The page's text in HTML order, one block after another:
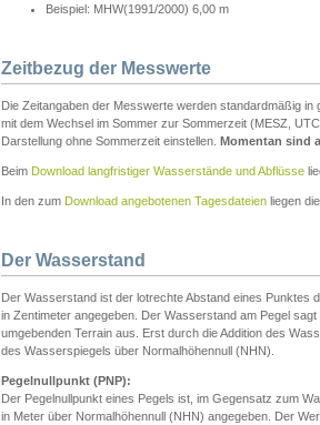
Beispiel: MHW(1991/2000) 6,00 m
Zeitbezug der Messwerte
Die Zeitangaben der Messwerte werden standardmäßig
mit dem Wechsel im Sommer zur Sommerzeit (MESZ,
Darstellung ohne Sommerzeit einstellen. Momentan sind
Beim Download langfristiger Wasserstände und Abflüsse
In den zum Download angebotenen Tagesdateien liegen
Der Wasserstand
Der Wasserstand ist der lotrechte Abstand eines Punktes
in Zentimeter angegeben. Der Wasserstand am Pegel
umgebenden Terrain aus. Erst durch die Addition des
des Wasserspiegels über Normalhöhennull (NHN).
Pegelnullpunkt (PNP):
Der Pegelnullpunkt eines Pegels ist, im Gegensatz zum
in Meter über Normalhöhennull (NHN) angegeben. Der